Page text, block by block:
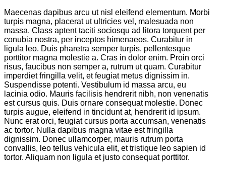
Maecenas dapibus arcu ut nisl eleifend elementum. Morbi
turpis magna, placerat ut ultricies vel, malesuada non
massa. Class aptent taciti sociosqu ad litora torquent per
conubia nostra, per inceptos himenaeos. Curabitur in
ligula leo. Duis pharetra semper turpis, pellentesque
porttitor magna molestie a. Cras in dolor enim. Proin orci
risus, faucibus non semper a, rutrum ut quam. Curabitur
imperdiet fringilla velit, et feugiat metus dignissim in.
Suspendisse potenti. Vestibulum id massa arcu, eu
lacinia odio. Mauris facilisis hendrerit nibh, non venenatis
est cursus quis. Duis ornare consequat molestie. Donec
turpis augue, eleifend in tincidunt at, hendrerit id ipsum.
Nunc erat orci, feugiat cursus porta accumsan, venenatis
ac tortor. Nulla dapibus magna vitae est fringilla
dignissim. Donec ullamcorper, mauris rutrum porta
convallis, leo tellus vehicula elit, et tristique leo sapien id
tortor. Aliquam non ligula et justo consequat porttitor.